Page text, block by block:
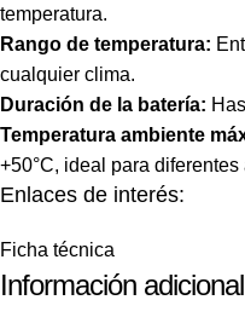
temperatura.
Rango de temperatura:
cualquier clima.
Duración de la batería:
Temperatura ambiente
+50°C, ideal para diferentes
Enlaces de interés:
Ficha técnica
Información adicional